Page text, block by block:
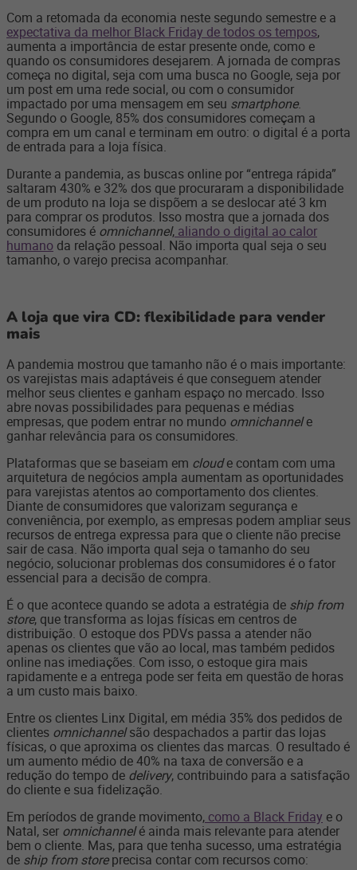
Com a retomada da economia neste segundo semestre e a
expectativa da melhor Black Friday de todos os tempos,
aumenta a importância de estar presente onde, como e
quando os consumidores desejarem. A jornada de compras
começa no digital, seja com uma busca no Google, seja por
um post em uma rede social, ou com o consumidor
impactado por uma mensagem em seu smartphone.
Segundo o Google, 85% dos consumidores começam a
compra em um canal e terminam em outro: o digital é a porta
de entrada para a loja física.
Durante a pandemia, as buscas online por “entrega rápida”
saltaram 430% e 32% dos que procuraram a disponibilidade
de um produto na loja se dispõem a se deslocar até 3 km
para comprar os produtos. Isso mostra que a jornada dos
consumidores é omnichannel, aliando o digital ao calor
humano da relação pessoal. Não importa qual seja o seu
tamanho, o varejo precisa acompanhar.
A loja que vira CD: flexibilidade para vender
mais
A pandemia mostrou que tamanho não é o mais importante:
os varejistas mais adaptáveis é que conseguem atender
melhor seus clientes e ganham espaço no mercado. Isso
abre novas possibilidades para pequenas e médias
empresas, que podem entrar no mundo omnichannele
ganhar relevância para os consumidores.
Plataformas que se baseiam em cloude contam com uma
arquitetura de negócios ampla aumentam as oportunidades
para varejistas atentos ao comportamento dos clientes.
Diante de consumidores que valorizam segurança e
conveniência, por exemplo, as empresas podem ampliar seus
recursos de entrega expressa para que o cliente não precise
sair de casa. Não importa qual seja o tamanho do seu
negócio, solucionar problemas dos consumidores é o fator
essencial para a decisão de compra.
É o que acontece quando se adota a estratégia de ship from
store, quetransforma as lojas físicas em centros de
distribuição. O estoque dos PDVs passa a atender não
apenas os clientes que vão ao local, mas também pedidos
online nas imediações. Com isso, o estoque gira mais
rapidamente e a entrega pode ser feita em questão de horas
a um custo mais baixo.
Entre os clientes Linx Digital, em média 35% dos pedidos de
clientes omnichannelsão despachados a partir das lojas
físicas, o que aproxima os clientes das marcas. O resultado é
um aumento médio de 40% na taxa de conversão e a
redução do tempo de delivery, contribuindo para a satisfação
do cliente e sua fidelização.
Em períodos de grande movimento, como a Black Friday e o
Natal, ser omnichannelé ainda mais relevante para atender
bem o cliente. Mas, para que tenha sucesso, uma estratégia
de ship from storeprecisa contar com recursos como: